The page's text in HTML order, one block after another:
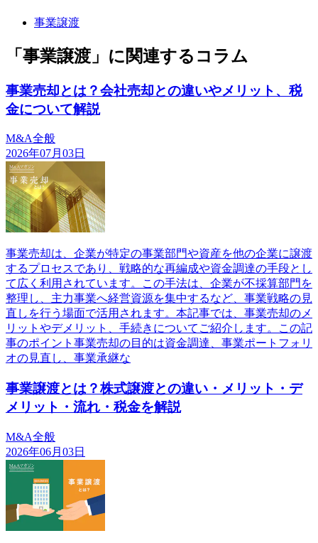
事業譲渡
「事業譲渡」に関連するコラム
事業売却とは？会社売却との違いやメリット、税
金について解説
M&A全般
2026年07月03日
事業売却は、企業が特定の事業部門や資産を他の企業に譲渡
するプロセスであり、戦略的な再編成や資金調達の手段とし
て広く利用されています。この手法は、企業が不採算部門を
整理し、主力事業へ経営資源を集中するなど、事業戦略の見
直しを行う場面で活用されます。本記事では、事業売却のメ
リットやデメリット、手続きについてご紹介します。この記
事のポイント事業売却の目的は資金調達、事業ポートフォリ
オの見直し、事業承継な
事業譲渡とは？株式譲渡との違い・メリット・デ
メリット・流れ・税金を解説
M&A全般
2026年06月03日